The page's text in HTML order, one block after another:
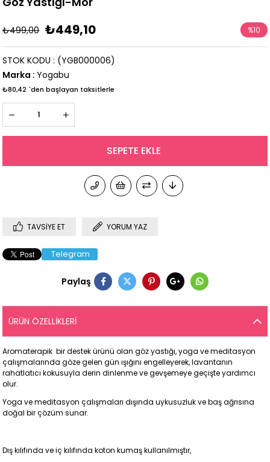
₺499,00 ₺449,10 %10
İndirim
(YGB000006)
STOK KODU
Marka : Yogabu
₺80,42 `den başlayan taksitlerle
TAVSIYE ET YORUM YAZ
Telegram
Paylaş
ÜRÜN ÖZELLIKLERI
Aromaterapik bir destek ürünü olan göz yastığı, yoga ve meditasyon
çalışmalarında göze gelen gün ışığını engelleyerek, lavantanın
rahatlatıcı kokusuyla derin dinlenme ve gevşemeye geçişte yardımcı
olur.
Yoga ve meditasyon çalışmaları dışında uykusuzluk ve baş ağrısına
doğal bir çözüm sunar.
Dış kılıfında ve iç kılıfında koton kumaş kullanılmıştır,